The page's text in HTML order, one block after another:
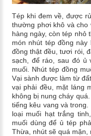
Tép khi đem về, được
thường phơi khô và
hàng ngày, còn tép nhỏ
món nhút tép đồng
đồng thật đều, tươi rói,
sạch, để ráo, sau đó ủ
muối. Nhút tép đồng
Vại sành được làm từ
vại phải đều, mặt láng
không bị nung cháy
tiếng kêu vang và
loại muối hạt trắng
muối dùng để ủ tép
Thừa, nhút sẽ quá mặn,